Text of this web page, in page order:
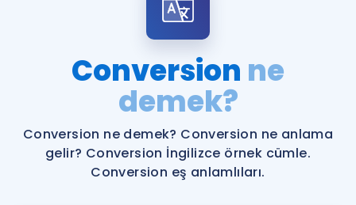
Şifremi Hatırlamıyorum
Remzi Hoca ile seni sınava hazırlayacak onlarca eğitim seni
bekliyor!
Katılımcı Görüşleri
Faydalı Araçlar
Ücretsiz Kaynaklar
İngilizce Gramer
Conversion ne
demek?
Conversion ne demek? Conversion ne anlama
gelir? Conversion İngilizce örnek cümle.
Conversion eş anlamlıları.